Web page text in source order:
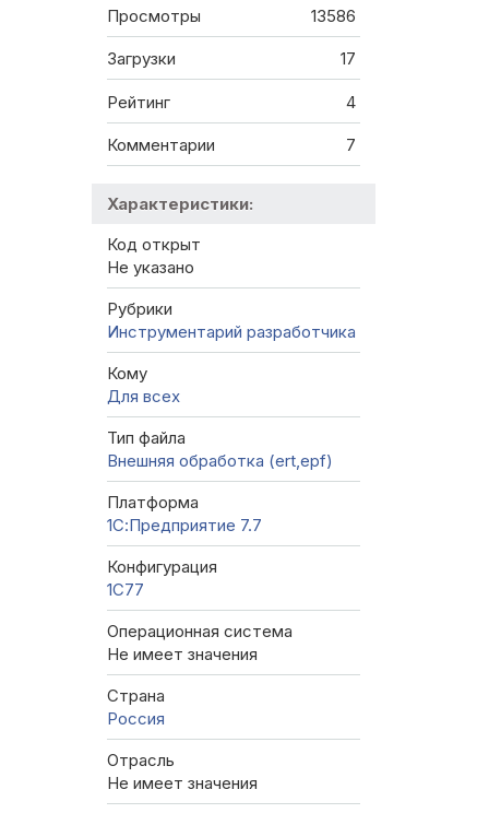
Просмотры 13586
Загрузки 17
Рейтинг 4
Комментарии 7
Характеристики:
Код открыт
Не указано
Рубрики
Инструментарий разработчика
Кому
Для всех
Тип файла
Внешняя обработка (ert,epf)
Платформа
1С:Предприятие 7.7
Конфигурация
1C77
Операционная система
Не имеет значения
Страна
Россия
Отрасль
Не имеет значения